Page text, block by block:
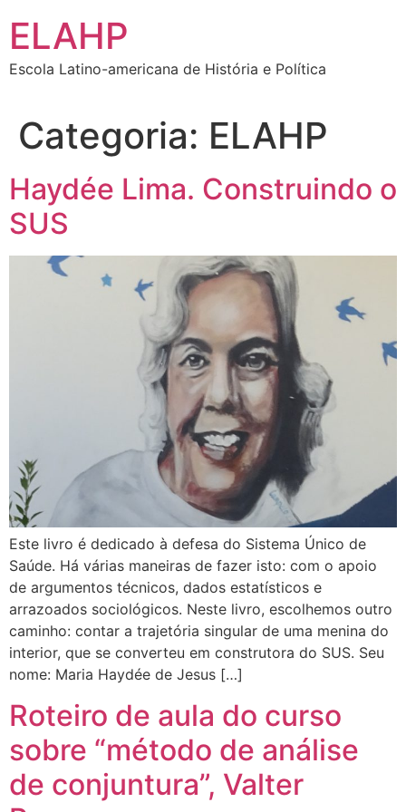
para
conteúdo
ELAHP
Escola Latino-americana de História e Política
Categoria: ELAHP
Haydée Lima. Construindo o
SUS
Este livro é dedicado à defesa do Sistema Único de
Saúde. Há várias maneiras de fazer isto: com o apoio
de argumentos técnicos, dados estatísticos e
arrazoados sociológicos. Neste livro, escolhemos outro
caminho: contar a trajetória singular de uma menina do
interior, que se converteu em construtora do SUS. Seu
nome: Maria Haydée de Jesus […]
Roteiro de aula do curso
sobre “método de análise
de conjuntura”, Valter